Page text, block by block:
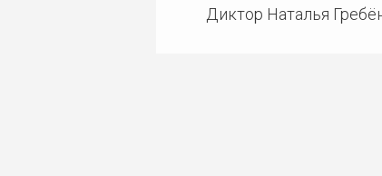
Диктор Наталья